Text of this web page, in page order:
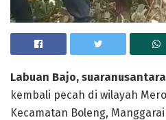
Labuan Bajo,
kembali pecah di wilayah
Kecamatan Boleng,